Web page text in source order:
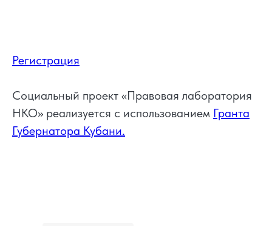
Регистрация
Социальный проект «Правовая лаборатория
НКО» реализуется с использованием Гранта
Губернатора Кубани.